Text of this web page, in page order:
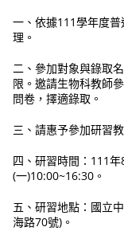
一、依據111學年度
理。
二、參加對象與錄取
限。邀請生物科教師
問卷，擇適錄取。
三、請惠予參加研習
四、研習時間：111
(一)10:00~16:30。
五、研習地點：國立
海路70號)。